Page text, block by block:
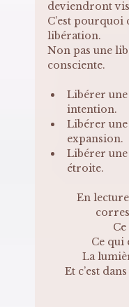
deviendront
C’est pourquoi
libération.
Non pas une
consciente.
Libérer
intention.
Libérer
expansion.
Libérer
étroite.
En
Ce qui
La
Et c’est